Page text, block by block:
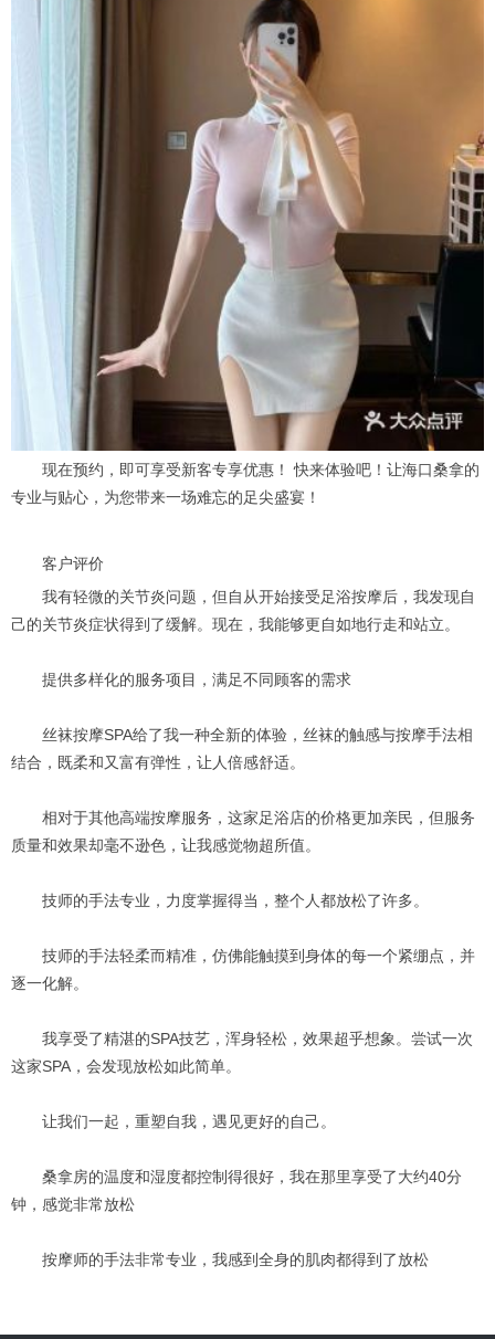
现在预约，即可享受新客专享优惠！ 快来体验吧！让海口桑拿的
专业与贴心，为您带来一场难忘的足尖盛宴！
客户评价
我有轻微的关节炎问题，但自从开始接受足浴按摩后，我发现自
己的关节炎症状得到了缓解。现在，我能够更自如地行走和站立。
提供多样化的服务项目，满足不同顾客的需求
丝袜按摩SPA给了我一种全新的体验，丝袜的触感与按摩手法相
结合，既柔和又富有弹性，让人倍感舒适。
相对于其他高端按摩服务，这家足浴店的价格更加亲民，但服务
质量和效果却毫不逊色，让我感觉物超所值。
技师的手法专业，力度掌握得当，整个人都放松了许多。
技师的手法轻柔而精准，仿佛能触摸到身体的每一个紧绷点，并
逐一化解。
我享受了精湛的SPA技艺，浑身轻松，效果超乎想象。尝试一次
这家SPA，会发现放松如此简单。
让我们一起，重塑自我，遇见更好的自己。
桑拿房的温度和湿度都控制得很好，我在那里享受了大约40分
钟，感觉非常放松
按摩师的手法非常专业，我感到全身的肌肉都得到了放松